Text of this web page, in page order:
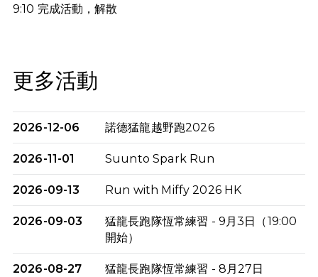
9:10 完成活動，解散
更多活動
2026-12-06 諾德猛龍越野跑2026
2026-11-01 Suunto Spark Run
2026-09-13 Run with Miffy 2026 HK
2026-09-03
猛龍長跑隊恆常練習 - 9月3日（19:00
開始）
2026-08-27
猛龍長跑隊恆常練習 - 8月27日